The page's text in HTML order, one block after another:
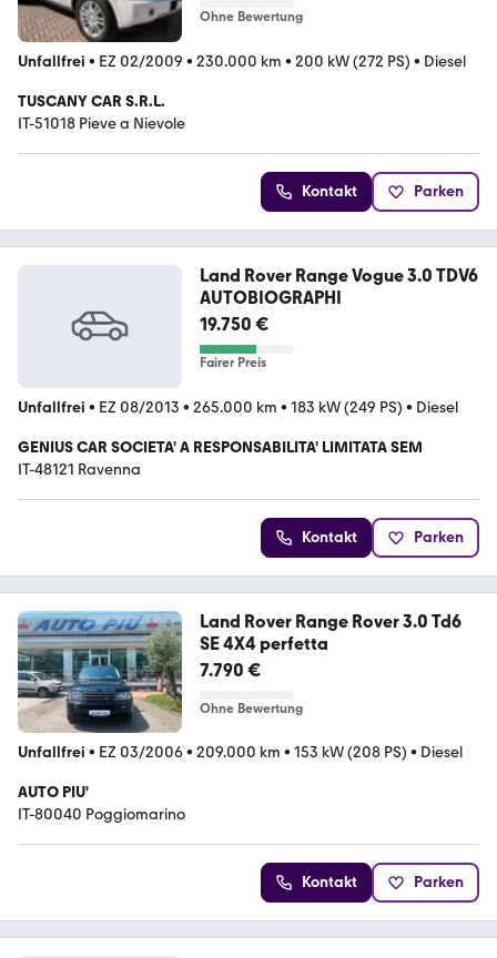
Ohne Bewertung
Unfallfrei • EZ 02/2009 • 230.000 km • 200 kW (272 PS) • Diesel
TUSCANY CAR S.R.L.
IT-51018 Pieve a Nievole
Kontakt Parken
Land Rover Range Vogue 3.0 TDV6
AUTOBIOGRAPHI
19.750 €
Fairer Preis
Unfallfrei • EZ 08/2013 • 265.000 km • 183 kW (249 PS) • Diesel
GENIUS CAR SOCIETA' A RESPONSABILITA' LIMITATA SEM
IT-48121 Ravenna
Kontakt Parken
Land Rover Range Rover 3.0 Td6
SE 4X4 perfetta
7.790 €
Ohne Bewertung
Unfallfrei • EZ 03/2006• 209.000 km • 153 kW (208 PS) • Diesel
AUTO PIU'
IT-80040 Poggiomarino
Kontakt Parken